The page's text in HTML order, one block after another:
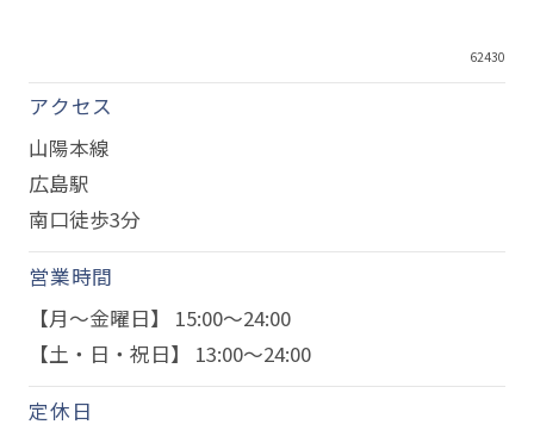
62430
アクセス
山陽本線
広島駅
南口徒歩3分
営業時間
【月～金曜日】 15:00～24:00
【土・日・祝日】 13:00～24:00
定休日